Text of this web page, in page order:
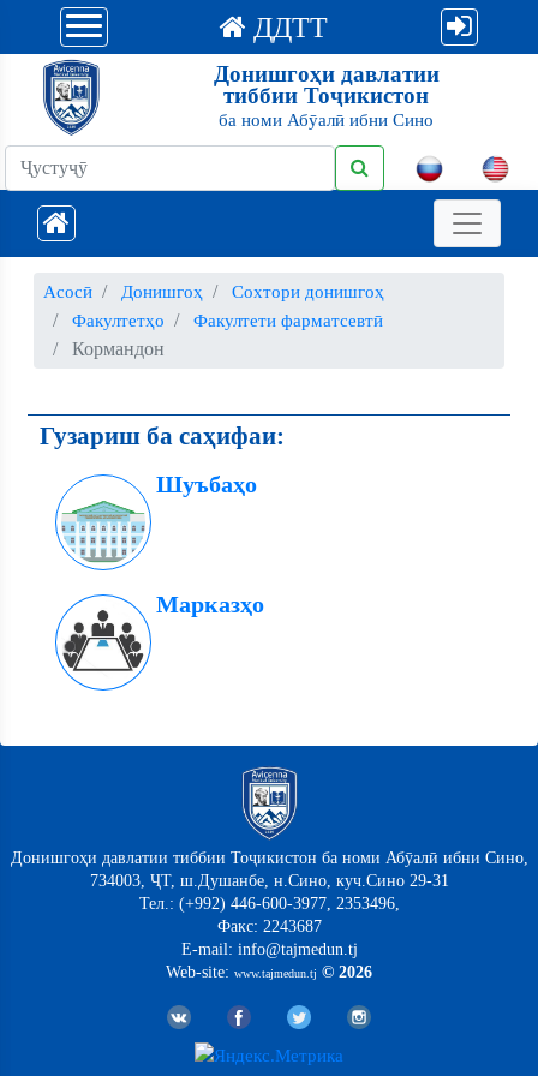
ДДТТ
Донишгоҳи давлатии
тиббии Тоҷикистон
ба номи Абӯалӣ ибни Сино
Асосӣ Донишгоҳ
Сохтори донишгоҳ
Факултетҳо
Факултети фарматсевтӣ
Кормандон
Гузариш ба саҳифаи:
Шуъбаҳо
Марказҳо
Донишгоҳи давлатии тиббии Тоҷикистон ба номи Абӯалӣ ибни Сино,
734003, ҶТ, ш.Душанбе, н.Сино, куч.Сино 29-31
Тел.: (+992) 446-600-3977, 2353496,
Факс: 2243687
E-mail: info@tajmedun.tj
Web-site: www.tajmedun.tj © 2026